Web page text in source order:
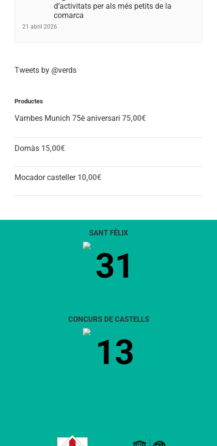
d’activitats per als més petits de la
comarca
21 abril 2026
Tweets by @verds
Productes
Vambes Munich 75è aniversari 75,00€
Domàs 15,00€
Mocador casteller 10,00€
SANT FÈLIX
31
CONCURS DE CASTELLS
13